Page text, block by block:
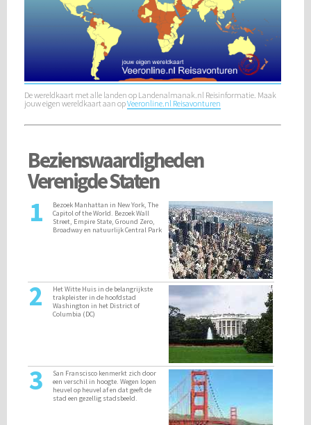
De wereldkaart met alle landen op Landenalmanak.nl Reisinformatie. Maak
jouw eigen wereldkaart aan opVeeronline.nl Reisavonturen
Bezienswaardigheden
Verenigde Staten
1
Bezoek Manhattan in New York, The
Capitol of the World. Bezoek Wall
Street, Empire State, Ground Zero,
Broadway en natuurlijk Central Park
2
Het Witte Huis in de belangrijkste
trakpleister in de hoofdstad
Washington in het District of
Columbia (DC)
3
San Franscisco kenmerkt zich door
een verschil in hoogte. Wegen lopen
heuvel op heuvel af en dat geeft de
stad een gezellig stadsbeeld.